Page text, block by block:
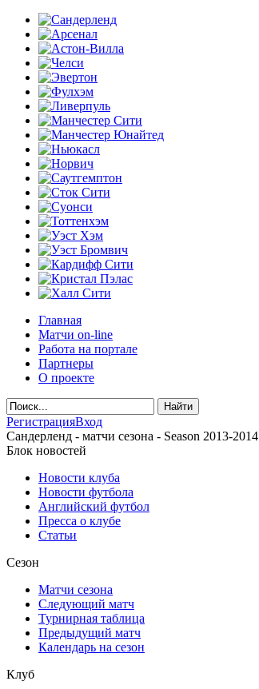
Главная
Матчи on-line
Работа на портале
Партнеры
О проекте
РегистрацияВход
Сандерленд - матчи сезона - Season 2013-2014
Блок новостей
Новости клуба
Новости футбола
Английский футбол
Пресса о клубе
Статьи
Сезон
Матчи сезона
Следующий матч
Турнирная таблица
Предыдущий матч
Календарь на сезон
Клуб